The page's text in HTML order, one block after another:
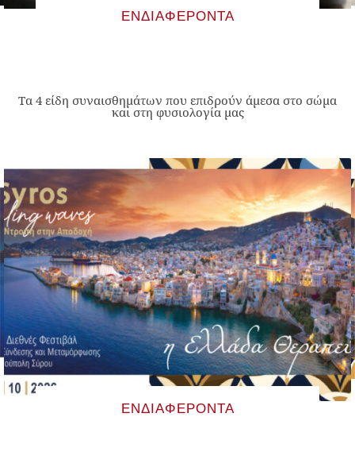
ΕΝΔΙΑΦΈΡΟΝΤΑ
Τα 4 είδη συναισθημάτων που επιδρούν άμεσα στο σώμα
και στη φυσιολογία μας
ΕΝΔΙΑΦΈΡΟΝΤΑ